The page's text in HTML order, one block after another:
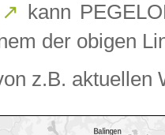
↗ kann
der obigen
z.B. aktuellen